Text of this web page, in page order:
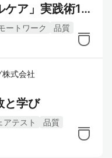
ケア」実践術10
ートワーク
品質
株式会社
と学び
アテスト
品質